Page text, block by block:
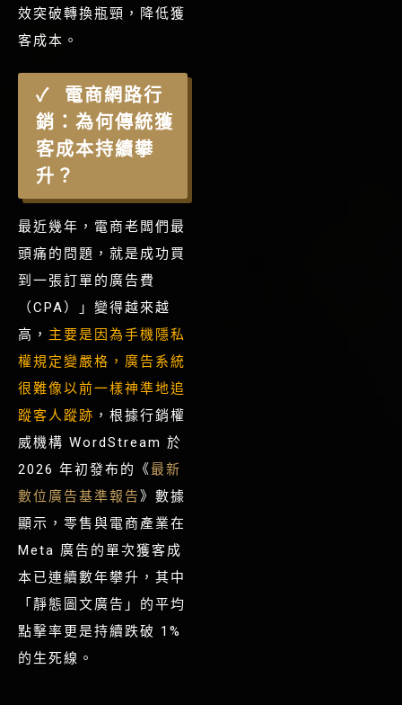
效突破轉換瓶頸，降低獲
客成本。
電商網路行
銷：為何傳統獲
客成本持續攀
升？
最近幾年，電商老闆們最
頭痛的問題，就是成功買
到一張訂單的廣告費
（CPA）」變得越來越
高， 主要是因為手機隱私
權規定變嚴格，廣告系統
很難像以前一樣神準地追
蹤客人蹤跡 ，根據行銷權
威機構 WordStream 於
2026 年初發布的《最新
數位廣告基準報告 》數據
顯示，零售與電商產業在
Meta 廣告的單次獲客成
本已連續數年攀升，其中
「靜態圖文廣告」的平均
點擊率更是持續跌破 1%
的生死線。